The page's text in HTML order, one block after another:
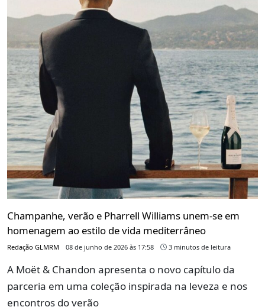
Champanhe, verão e Pharrell Williams unem-se em
homenagem ao estilo de vida mediterrâneo
Redação GLMRM 08 de junho de 2026 às 17:58 3 minutos de leitura
A Moët & Chandon apresenta o novo capítulo da
parceria em uma coleção inspirada na leveza e nos
encontros do verão